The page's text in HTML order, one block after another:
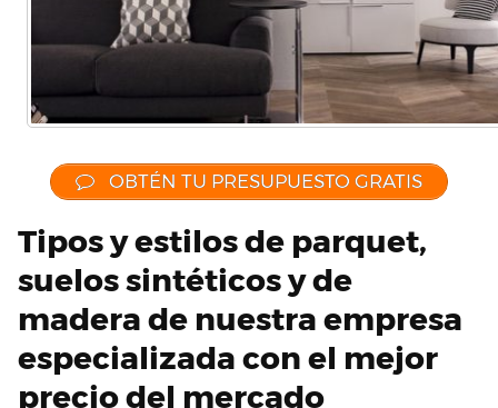
OBTÉN TU PRESUPUESTO GRATIS
Tipos y estilos de parquet,
suelos sintéticos y de
madera de nuestra empresa
especializada con el mejor
precio del mercado